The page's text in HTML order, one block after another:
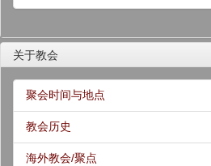
关于教会
聚会时间与地点
教会历史
海外教会/聚点